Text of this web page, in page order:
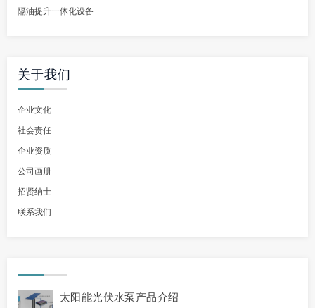
隔油提升一体化设备
关于我们
企业文化
社会责任
企业资质
公司画册
招贤纳士
联系我们
太阳能光伏水泵产品介绍